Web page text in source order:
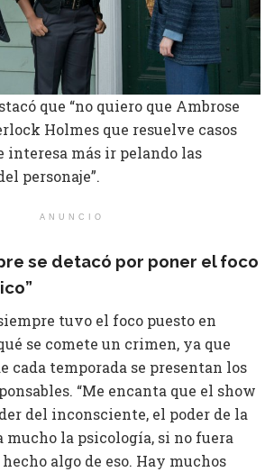
que “no quiero que Ambrose
Holmes que resuelve casos
interesa más ir pelando las
personaje”.
ANUNCIO
se detacó por poner el foco
tuvo el foco puesto en
se comete un crimen, ya que
cada temporada se presentan los
“Me encanta que el show
del inconsciente, el poder de la
mucho la psicología, si no fuera
algo de eso. Hay muchos